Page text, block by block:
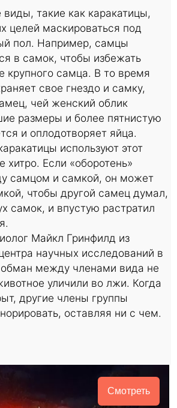
такие как каракатицы,
целей маскироваться под
пол. Например, самцы
в самок, чтобы избежать
крупного самца. В то время
свое гнездо и самку,
чей женский облик
размеры и более пятнистую
и оплодотворяет яйца.
используют этот
Если «оборотень»
самцом и самкой, он может
чтобы другой самец думал,
самок, и впустую растратил
Майкл Гринфилд из
научных исследований в
между членами вида не
уличили во лжи. Когда
другие члены группы
оставляя ни с чем.
Смотреть